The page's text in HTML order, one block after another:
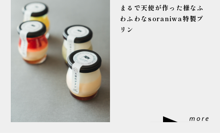
まるで天使が作った様な ふ
わふわなsoraniwa特製プ
リン